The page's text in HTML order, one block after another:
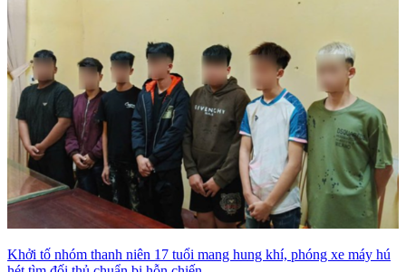
Khởi tố nhóm thanh niên 17 tuổi mang hung khí, phóng xe máy hú